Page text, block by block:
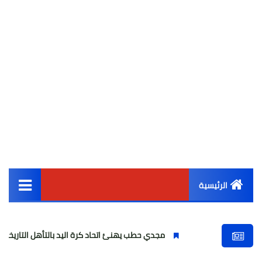
الرئيسية
أخبار مصر
مجدي حطب يهنئ اتحاد كرة اليد بالتأهل التاريخي لناشئات 2008 للمربع الذهبي